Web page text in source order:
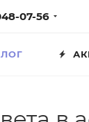
07-56